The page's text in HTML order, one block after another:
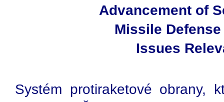
Advancement of
Missile
Issues
Systém protiraketové obrany,